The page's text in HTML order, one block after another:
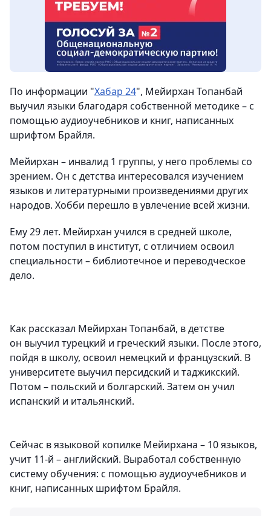
По информации "Хабар 24", Мейирхан Топанбай
выучил языки благодаря собственной методике – с
помощью аудиоучебников и книг, написанных
шрифтом Брайля.
Мейирхан – инвалид 1 группы, у него проблемы со
зрением. Он с детства интересовался изучением
языков и литературными произведениями других
народов. Хобби перешло в увлечение всей жизни.
Ему 29 лет. Мейирхан учился в средней школе,
потом поступил в институт, с отличием освоил
специальности – библиотечное и переводческое
дело.
Как рассказал Мейирхан Топанбай, в детстве
он выучил турецкий и греческий языки. После этого,
пойдя в школу, освоил немецкий и французский. В
университете выучил персидский и таджикский.
Потом – польский и болгарский. Затем он учил
испанский и итальянский.
Сейчас в языковой копилке Мейирхана – 10 языков,
учит 11-й – английский. Выработал собственную
систему обучения: с помощью аудиоучебников и
книг, написанных шрифтом Брайля.